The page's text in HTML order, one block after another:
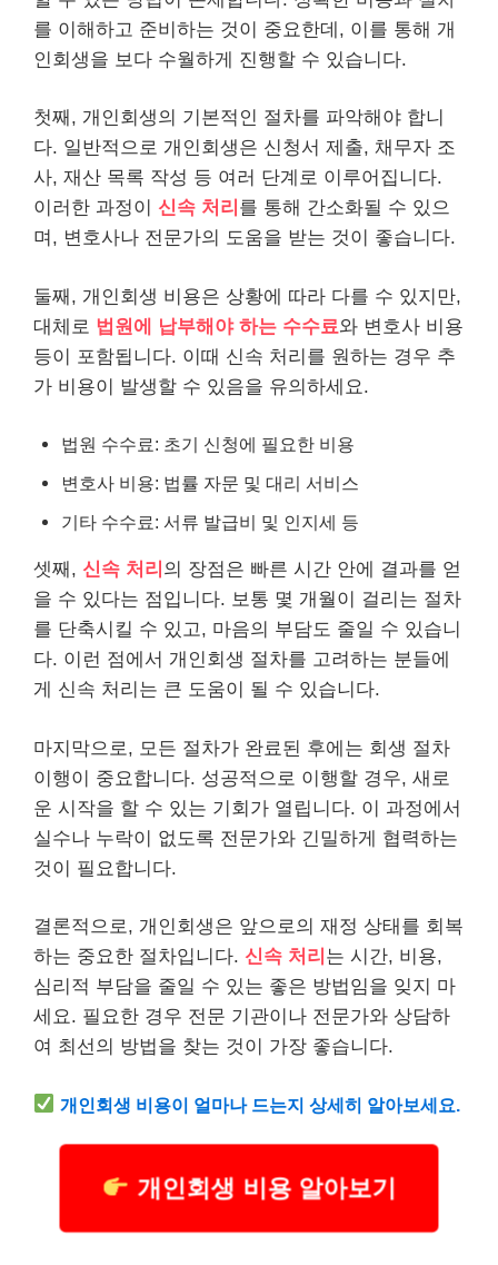
를 이해하고 준비하는 것이 중요한데, 이를 통해 개
인회생을 보다 수월하게 진행할 수 있습니다.
첫째, 개인회생의 기본적인 절차를 파악해야 합니
다. 일반적으로 개인회생은 신청서 제출, 채무자 조
사, 재산 목록 작성 등 여러 단계로 이루어집니다.
이러한 과정이 신속 처리 를 통해 간소화될 수 있으
며, 변호사나 전문가의 도움을 받는 것이 좋습니다.
둘째, 개인회생 비용은 상황에 따라 다를 수 있지만,
대체로 법원에 납부해야 하는 수수료와 변호사 비용
등이 포함됩니다. 이때 신속 처리를 원하는 경우 추
가 비용이 발생할 수 있음을 유의하세요.
법원 수수료: 초기 신청에 필요한 비용
변호사 비용: 법률 자문 및 대리 서비스
기타 수수료: 서류 발급비 및 인지세 등
셋째, 신속 처리 의 장점은 빠른 시간 안에 결과를 얻
을 수 있다는 점입니다. 보통 몇 개월이 걸리는 절차
를 단축시킬 수 있고, 마음의 부담도 줄일 수 있습니
다. 이런 점에서 개인회생 절차를 고려하는 분들에
게 신속 처리는 큰 도움이 될 수 있습니다.
마지막으로, 모든 절차가 완료된 후에는 회생 절차
이행이 중요합니다. 성공적으로 이행할 경우, 새로
운 시작을 할 수 있는 기회가 열립니다. 이 과정에서
실수나 누락이 없도록 전문가와 긴밀하게 협력하는
것이 필요합니다.
결론적으로, 개인회생은 앞으로의 재정 상태를 회복
하는 중요한 절차입니다. 신속 처리 는 시간, 비용,
심리적 부담을 줄일 수 있는 좋은 방법임을 잊지 마
세요. 필요한 경우 전문 기관이나 전문가와 상담하
여 최선의 방법을 찾는 것이 가장 좋습니다.
개인회생 비용이 얼마나 드는지 상세히 알아보세요.
개인회생 비용 알아보기